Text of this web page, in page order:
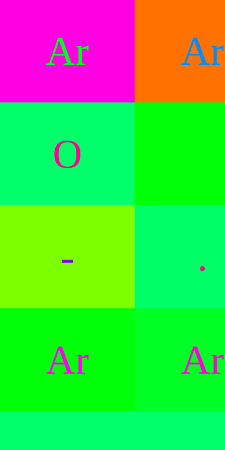
Ar Ar
O
- .
Ar Ar